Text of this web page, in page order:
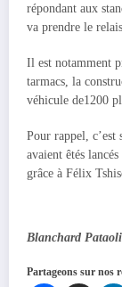
répondant aux
va prendre le
Il est notamment
tarmacs, la
véhicule de1200
Pour rappel, c’est
avaient êtés
grâce à Félix
Blanchard Pataoli
Partageons sur nos